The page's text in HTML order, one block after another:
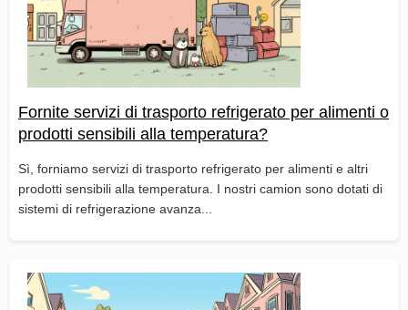
Fornite servizi di trasporto refrigerato per alimenti o
prodotti sensibili alla temperatura?
Sì, forniamo servizi di trasporto refrigerato per alimenti e altri
prodotti sensibili alla temperatura. I nostri camion sono dotati di
sistemi di refrigerazione avanza...